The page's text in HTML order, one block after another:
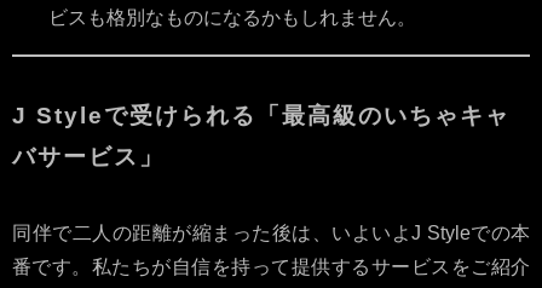
ビスも格別なものになるかもしれません。
J Styleで受けられる「最高級のいちゃキャ
バサービス」
同伴で二人の距離が縮まった後は、いよいよJ Styleでの本
番です。私たちが自信を持って提供するサービスをご紹介